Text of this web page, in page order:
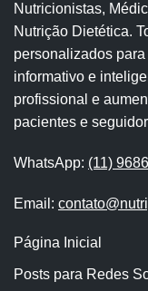
Nutricionistas,
Nutrição Dietética.
personalizados
informativo e
profissional e
pacientes e
WhatsApp: (11)
Email:
Página Inicial
Posts para Redes